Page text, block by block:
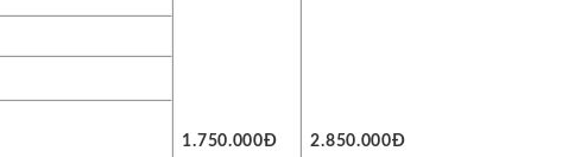
1.750.000Đ 2.850.000Đ